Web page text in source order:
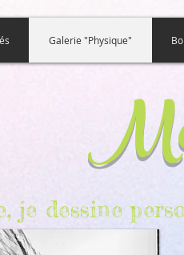
Galerie "Physique"
je dessine